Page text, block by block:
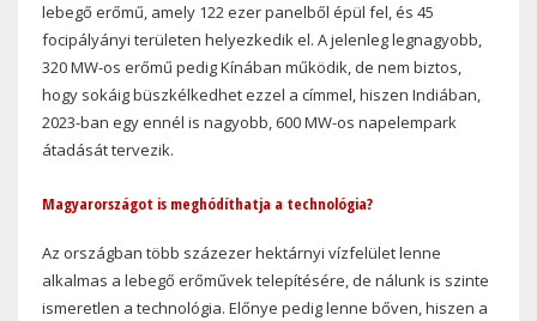
lebegő erőmű, amely 122 ezer panelből épül fel, és 45
focipályányi területen helyezkedik el. A jelenleg legnagyobb,
320 MW-os erőmű pedig Kínában működik, de nem biztos,
hogy sokáig büszkélkedhet ezzel a címmel, hiszen Indiában,
2023-ban egy ennél is nagyobb, 600 MW-os napelempark
átadását tervezik.
Magyarországot is meghódíthatja a technológia?
Az országban több százezer hektárnyi vízfelület lenne
alkalmas a lebegő erőművek telepítésére, de nálunk is szinte
ismeretlen a technológia. Előnye pedig lenne bőven, hiszen a